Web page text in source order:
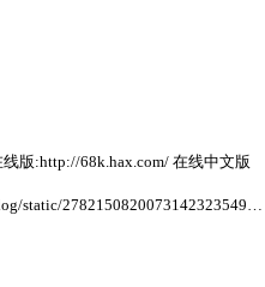
版:http://68k.hax.com/ 在线中文版
static/2782150820073142323549…